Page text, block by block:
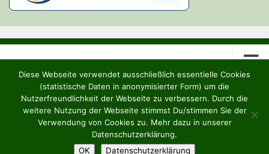
Heideruh e.V. © 2026. Alle Rechte vorbehalten.
Diese Webseite verwendet ausschließlich essentielle Cookies
(statistische Daten in anonymisierter Form) um die
Nutzerfreundlichkeit der Webseite zu verbessern. Durch die
weitere Nutzung der Webseite stimmst Du/stimmen Sie der
Verwendung von Cookies zu. Mehr dazu in unserer
Datenschutzerklärung.
OK
Datenschutzerklärung